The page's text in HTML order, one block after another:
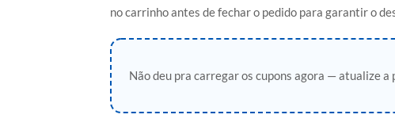
no carrinho antes de fechar o pedido para garantir o
Não deu pra carregar os cupons agora — atualize a